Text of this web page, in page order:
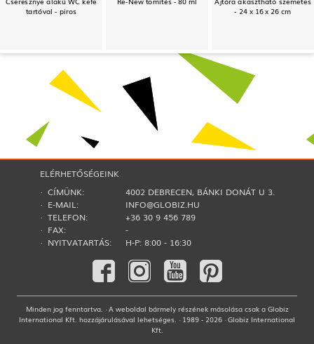
tartóval - piros - 24 x 16 x 26 cm
ELÉRHETŐSÉGEINK
· CÍMÜNK:
4002 DEBRECEN, BÁNKI DONÁT U 3.
· E-MAIL:
INFO@GLOBIZ.HU
· TELEFON:
+36 30 9 456 789
· FAX:
-
· NYITVATARTÁS:
H-P: 8:00 - 16:30
Minden jog fenntartva. · A weboldal bármely részének másolása csak a Globiz
International Kft. hozzájárulásával lehetséges. · 1989 - 2026 · Globiz International
Kft.